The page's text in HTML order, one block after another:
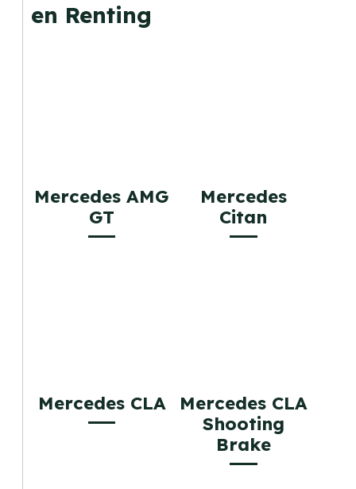
en Renting
Mercedes AMG
GT
Mercedes
Citan
Mercedes CLA
Mercedes CLA
Shooting
Brake